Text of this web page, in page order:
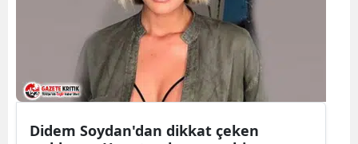
Didem Soydan'dan dikkat çeken